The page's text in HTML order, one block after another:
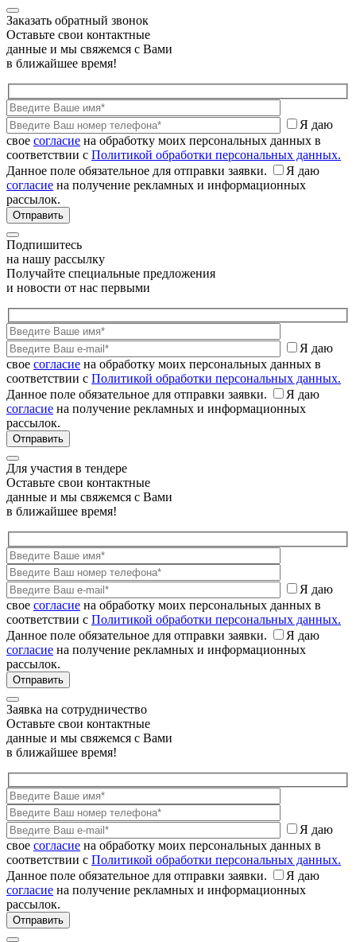
Заказать обратный звонок
Оставьте свои контактные
данные и мы свяжемся с Вами
в ближайшее время!
Я даю
свое согласие на обработку моих персональных данных в
соответствии с Политикой обработки персональных данных.
Данное поле обязательное для отправки заявки.
Я даю
согласие на получение рекламных и информационных
рассылок.
Подпишитесь
на нашу рассылку
Получайте специальные предложения
и новости от нас первыми
Я даю
свое согласие на обработку моих персональных данных в
соответствии с Политикой обработки персональных данных.
Данное поле обязательное для отправки заявки.
Я даю
согласие на получение рекламных и информационных
рассылок.
Для участия в тендере
Оставьте свои контактные
данные и мы свяжемся с Вами
в ближайшее время!
Я даю
свое согласие на обработку моих персональных данных в
соответствии с Политикой обработки персональных данных.
Данное поле обязательное для отправки заявки.
Я даю
согласие на получение рекламных и информационных
рассылок.
Заявка на сотрудничество
Оставьте свои контактные
данные и мы свяжемся с Вами
в ближайшее время!
Я даю
свое согласие на обработку моих персональных данных в
соответствии с Политикой обработки персональных данных.
Данное поле обязательное для отправки заявки.
Я даю
согласие на получение рекламных и информационных
рассылок.